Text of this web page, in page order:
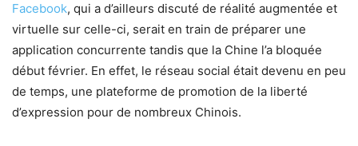
Facebook, qui a d’ailleurs discuté de réalité augmentée et
virtuelle sur celle-ci, serait en train de préparer une
application concurrente tandis que la Chine l’a bloquée
début février. En effet, le réseau social était devenu en peu
de temps, une plateforme de promotion de la liberté
d’expression pour de nombreux Chinois.